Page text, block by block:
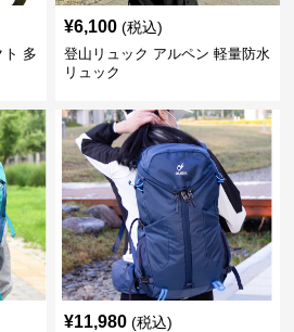
ト 多
¥6,100 (税込)
登山リュック アルペン 軽量防水
リュック
¥11,980 (税込)